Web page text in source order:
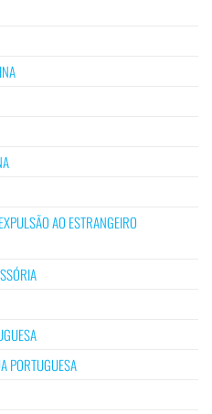
AO ESTRANGEIRO
PORTUGUESA